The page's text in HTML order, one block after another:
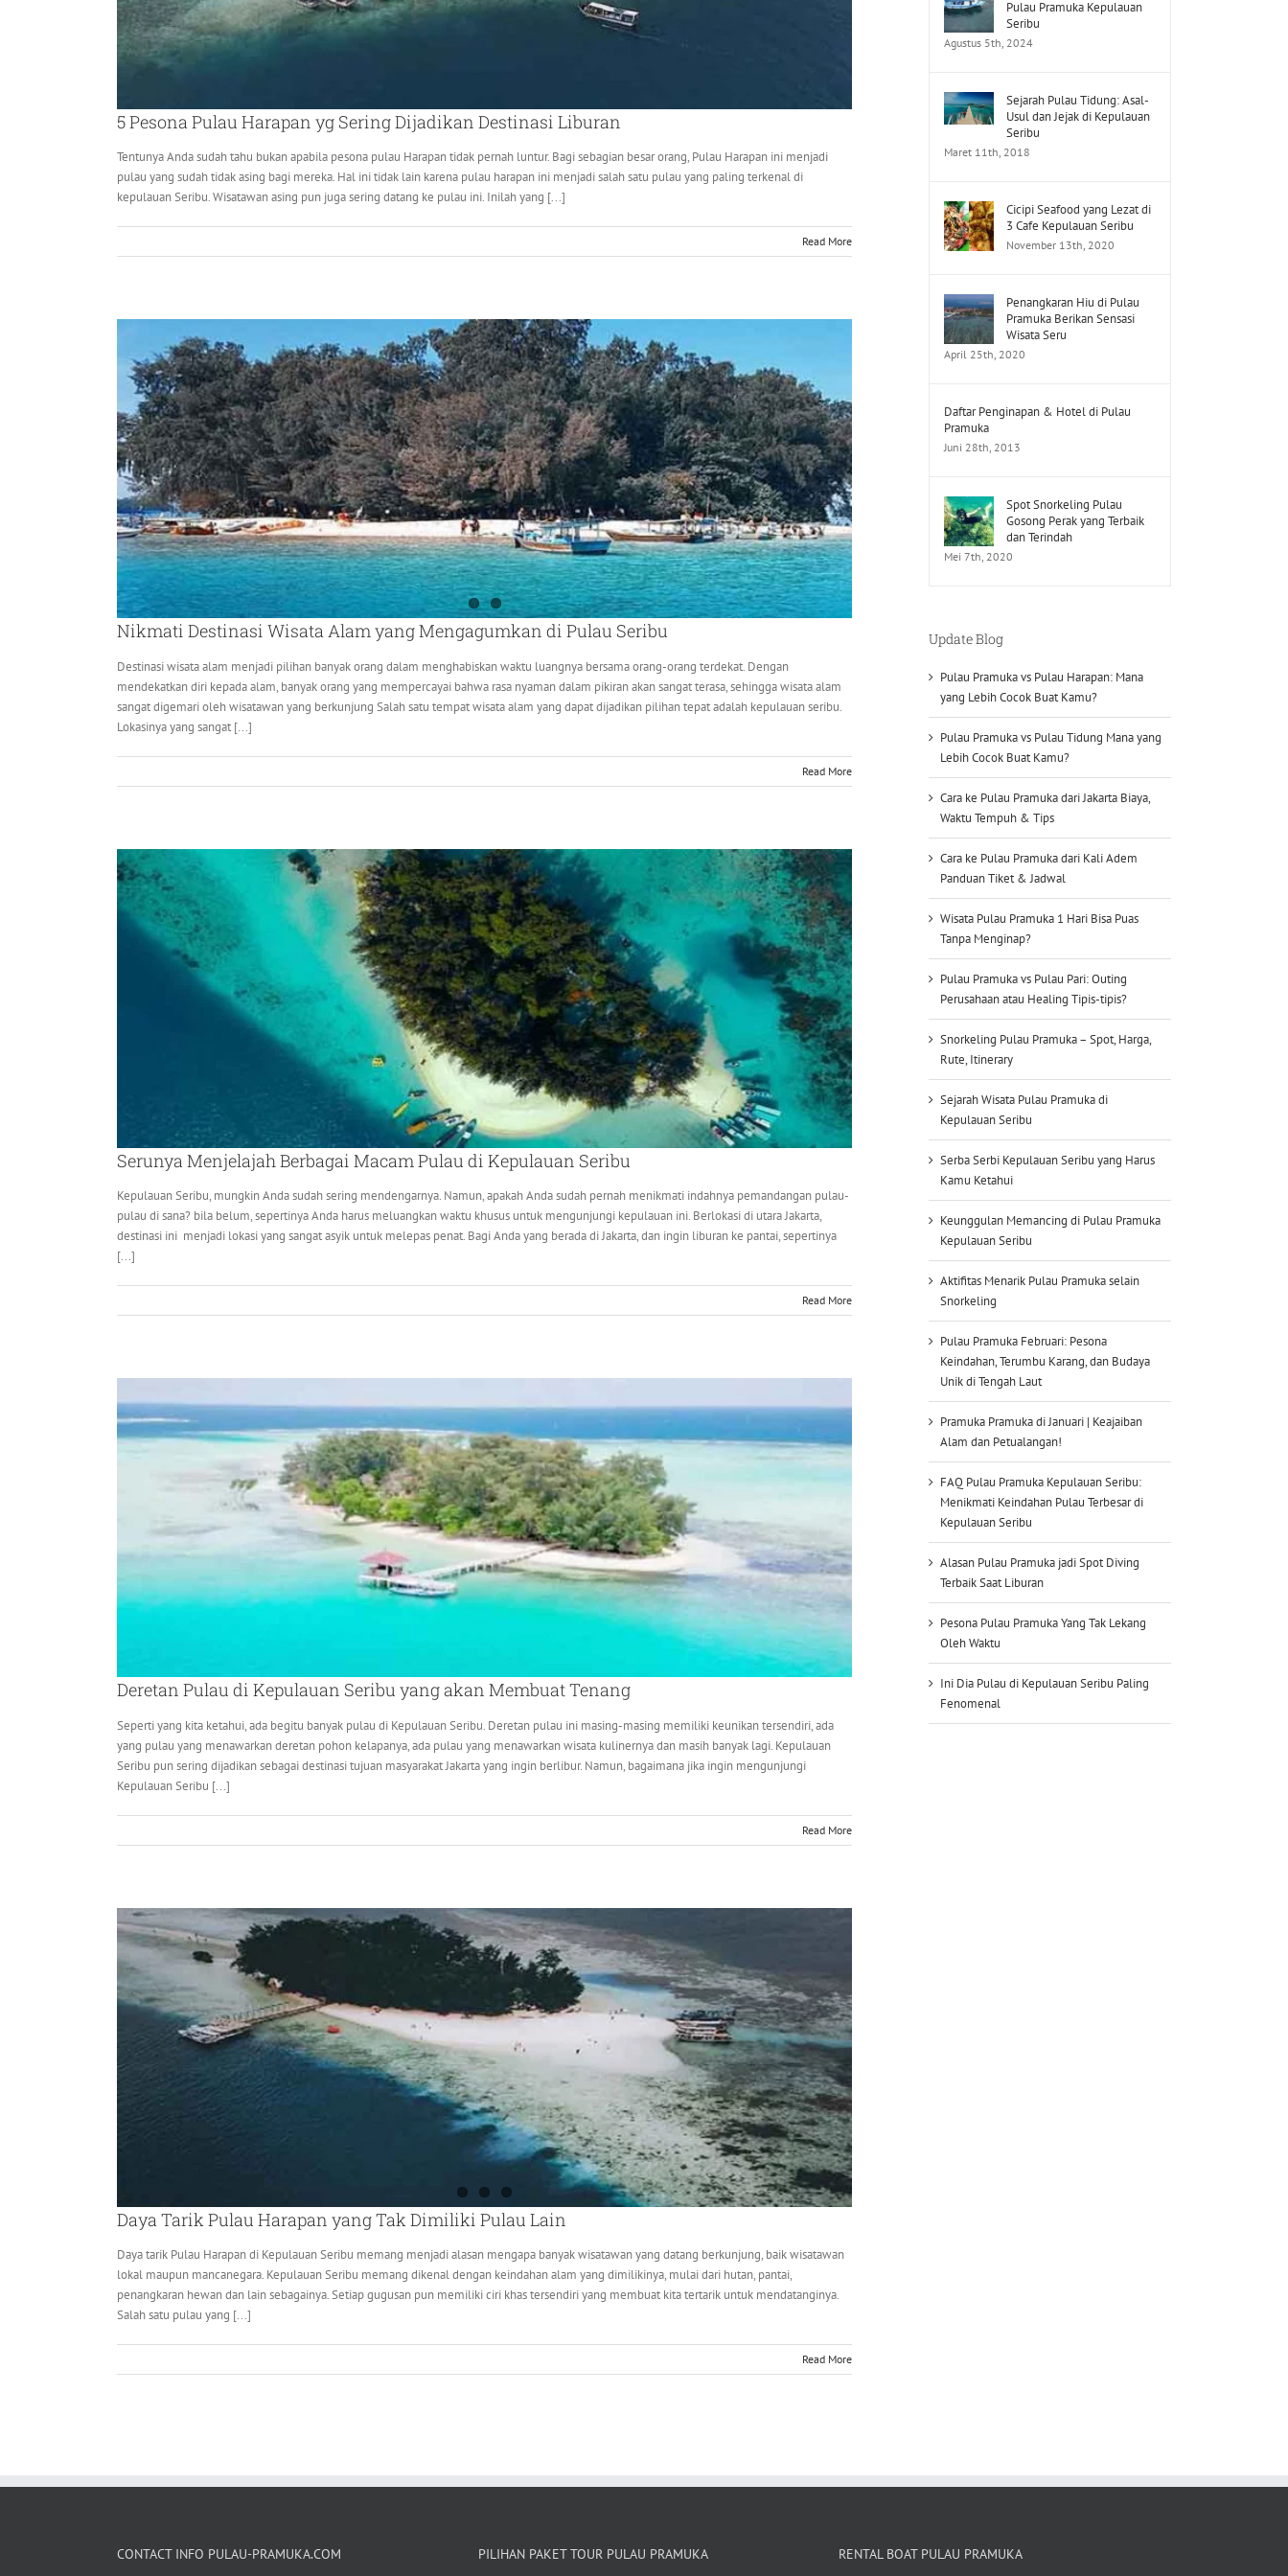
5 Pesona Pulau Harapan yg Sering Dijadikan Destinasi Liburan
Tentunya Anda sudah tahu bukan apabila pesona pulau Harapan tidak pernah luntur. Bagi sebagian besar orang, Pulau Harapan ini menjadi
pulau yang sudah tidak asing bagi mereka. Hal ini tidak lain karena pulau harapan ini menjadi salah satu pulau yang paling terkenal di
kepulauan Seribu. Wisatawan asing pun juga sering datang ke pulau ini. Inilah yang [...]
Read More
Nikmati Destinasi Wisata Alam yang Mengagumkan di Pulau Seribu
Destinasi wisata alam menjadi pilihan banyak orang dalam menghabiskan waktu luangnya bersama orang-orang terdekat. Dengan
mendekatkan diri kepada alam, banyak orang yang mempercayai bahwa rasa nyaman dalam pikiran akan sangat terasa, sehingga wisata alam
sangat digemari oleh wisatawan yang berkunjung Salah satu tempat wisata alam yang dapat dijadikan pilihan tepat adalah kepulauan seribu.
Lokasinya yang sangat [...]
Read More
Serunya Menjelajah Berbagai Macam Pulau di Kepulauan Seribu
Kepulauan Seribu, mungkin Anda sudah sering mendengarnya. Namun, apakah Anda sudah pernah menikmati indahnya pemandangan pulau-
pulau di sana? bila belum, sepertinya Anda harus meluangkan waktu khusus untuk mengunjungi kepulauan ini. Berlokasi di utara Jakarta,
destinasi ini menjadi lokasi yang sangat asyik untuk melepas penat. Bagi Anda yang berada di Jakarta, dan ingin liburan ke pantai, sepertinya
[...]
Read More
Deretan Pulau di Kepulauan Seribu yang akan Membuat Tenang
Seperti yang kita ketahui, ada begitu banyak pulau di Kepulauan Seribu. Deretan pulau ini masing-masing memiliki keunikan tersendiri, ada
yang pulau yang menawarkan deretan pohon kelapanya, ada pulau yang menawarkan wisata kulinernya dan masih banyak lagi. Kepulauan
Seribu pun sering dijadikan sebagai destinasi tujuan masyarakat Jakarta yang ingin berlibur. Namun, bagaimana jika ingin mengunjungi
Kepulauan Seribu [...]
Read More
Daya Tarik Pulau Harapan yang Tak Dimiliki Pulau Lain
Daya tarik Pulau Harapan di Kepulauan Seribu memang menjadi alasan mengapa banyak wisatawan yang datang berkunjung, baik wisatawan
lokal maupun mancanegara. Kepulauan Seribu memang dikenal dengan keindahan alam yang dimilikinya, mulai dari hutan, pantai,
penangkaran hewan dan lain sebagainya. Setiap gugusan pun memiliki ciri khas tersendiri yang membuat kita tertarik untuk mendatanginya.
Salah satu pulau yang [...]
Read More
Pulau Pramuka Kepulauan
Seribu
Agustus 5th, 2024
Sejarah Pulau Tidung: Asal-
Usul dan Jejak di Kepulauan
Seribu
Maret 11th, 2018
Cicipi Seafood yang Lezat di
3 Cafe Kepulauan Seribu
November 13th, 2020
Penangkaran Hiu di Pulau
Pramuka Berikan Sensasi
Wisata Seru
April 25th, 2020
Daftar Penginapan & Hotel di Pulau
Pramuka
Juni 28th, 2013
Spot Snorkeling Pulau
Gosong Perak yang Terbaik
dan Terindah
Mei 7th, 2020
Update Blog
Pulau Pramuka vs Pulau Harapan: Mana
yang Lebih Cocok Buat Kamu?
Pulau Pramuka vs Pulau Tidung Mana yang
Lebih Cocok Buat Kamu?
Cara ke Pulau Pramuka dari Jakarta Biaya,
Waktu Tempuh & Tips
Cara ke Pulau Pramuka dari Kali Adem
Panduan Tiket & Jadwal
Wisata Pulau Pramuka 1 Hari Bisa Puas
Tanpa Menginap?
Pulau Pramuka vs Pulau Pari: Outing
Perusahaan atau Healing Tipis-tipis?
Snorkeling Pulau Pramuka – Spot, Harga,
Rute, Itinerary
Sejarah Wisata Pulau Pramuka di
Kepulauan Seribu
Serba Serbi Kepulauan Seribu yang Harus
Kamu Ketahui
Keunggulan Memancing di Pulau Pramuka
Kepulauan Seribu
Aktifitas Menarik Pulau Pramuka selain
Snorkeling
Pulau Pramuka Februari: Pesona
Keindahan, Terumbu Karang, dan Budaya
Unik di Tengah Laut
Pramuka Pramuka di Januari | Keajaiban
Alam dan Petualangan!
FAQ Pulau Pramuka Kepulauan Seribu:
Menikmati Keindahan Pulau Terbesar di
Kepulauan Seribu
Alasan Pulau Pramuka jadi Spot Diving
Terbaik Saat Liburan
Pesona Pulau Pramuka Yang Tak Lekang
Oleh Waktu
Ini Dia Pulau di Kepulauan Seribu Paling
Fenomenal
CONTACT INFO PULAU-PRAMUKA.COM PILIHAN PAKET TOUR PULAU PRAMUKA RENTAL BOAT PULAU PRAMUKA